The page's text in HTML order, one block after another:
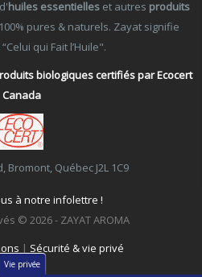
huiles essentielleset autres produits
pures & naturels. Zayat signifie
qui Fait l’Huile".
biologiques certifiés par Ecocert
Canada
Bromont, Québec J2L 1C9
à notre infolettre !
© 2026 - ZAYAT AROMA
| Sécurité & vie privé
Vie privée